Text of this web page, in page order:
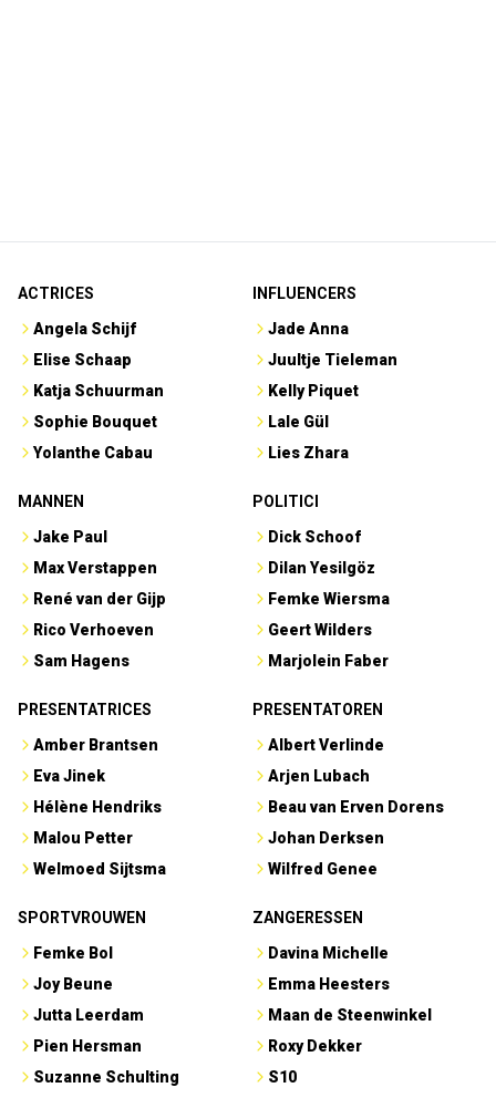
ACTRICES
Angela Schijf
Elise Schaap
Katja Schuurman
Sophie Bouquet
Yolanthe Cabau
INFLUENCERS
Jade Anna
Juultje Tieleman
Kelly Piquet
Lale Gül
Lies Zhara
MANNEN
Jake Paul
Max Verstappen
René van der Gijp
Rico Verhoeven
Sam Hagens
POLITICI
Dick Schoof
Dilan Yesilgöz
Femke Wiersma
Geert Wilders
Marjolein Faber
PRESENTATRICES
Amber Brantsen
Eva Jinek
Hélène Hendriks
Malou Petter
Welmoed Sijtsma
PRESENTATOREN
Albert Verlinde
Arjen Lubach
Beau van Erven Dorens
Johan Derksen
Wilfred Genee
SPORTVROUWEN
Femke Bol
Joy Beune
Jutta Leerdam
Pien Hersman
Suzanne Schulting
ZANGERESSEN
Davina Michelle
Emma Heesters
Maan de Steenwinkel
Roxy Dekker
S10